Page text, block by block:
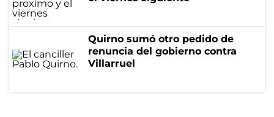
Quirno sumó otro pedido de
renuncia del gobierno contra
Villarruel